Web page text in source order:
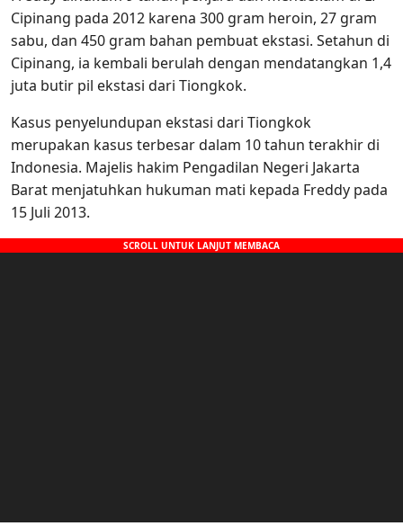
Cipinang pada 2012 karena 300 gram heroin, 27 gram
sabu, dan 450 gram bahan pembuat ekstasi. Setahun di
Cipinang, ia kembali berulah dengan mendatangkan 1,4
juta butir pil ekstasi dari Tiongkok.
Kasus penyelundupan ekstasi dari Tiongkok
merupakan kasus terbesar dalam 10 tahun terakhir di
Indonesia. Majelis hakim Pengadilan Negeri Jakarta
Barat menjatuhkan hukuman mati kepada Freddy pada
15 Juli 2013.